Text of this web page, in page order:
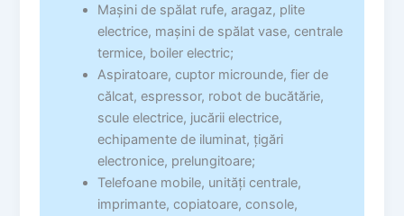
Mașini de spălat rufe, aragaz, plite
electrice, maşini de spălat vase, centrale
termice, boiler electric;
Aspiratoare, cuptor microunde, fier de
călcat, espressor, robot de bucătărie,
scule electrice, jucării electrice,
echipamente de iluminat, țigări
electronice, prelungitoare;
Telefoane mobile, unități centrale,
imprimante, copiatoare, console,